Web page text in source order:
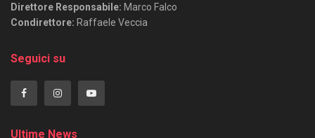
Direttore Responsabile: Marco Falco
Condirettore: Raffaele Veccia
Seguici su
Ultime News